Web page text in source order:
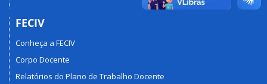
FECIV
Conheça a FECIV
Corpo Docente
Relatórios do Plano de Trabalho Docente